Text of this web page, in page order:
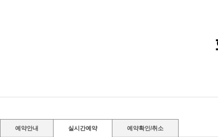
예약안내 실시간예약 예약확인/취소